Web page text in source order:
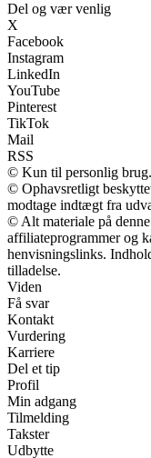
Del og vær venlig
X
Facebook
Instagram
LinkedIn
YouTube
Pinterest
TikTok
Mail
RSS
© Kun til personlig brug.
© Ophavsretligt
modtage indtægt fra
© Alt materiale på
affiliateprogrammer og
henvisningslinks.
tilladelse.
Viden
Få svar
Kontakt
Vurdering
Karriere
Del et tip
Profil
Min adgang
Tilmelding
Takster
Udbytte